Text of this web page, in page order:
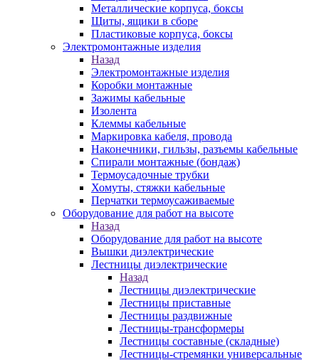
Металлические корпуса, боксы
Щиты, ящики в сборе
Пластиковые корпуса, боксы
Электромонтажные изделия
Назад
Электромонтажные изделия
Коробки монтажные
Зажимы кабельные
Изолента
Клеммы кабельные
Маркировка кабеля, провода
Наконечники, гильзы, разъемы кабельные
Спирали монтажные (бондаж)
Термоусадочные трубки
Хомуты, стяжки кабельные
Перчатки термоусаживаемые
Оборудование для работ на высоте
Назад
Оборудование для работ на высоте
Вышки диэлектрические
Лестницы диэлектрические
Назад
Лестницы диэлектрические
Лестницы приставные
Лестницы раздвижные
Лестницы-трансформеры
Лестницы составные (складные)
Лестницы-стремянки универсальные